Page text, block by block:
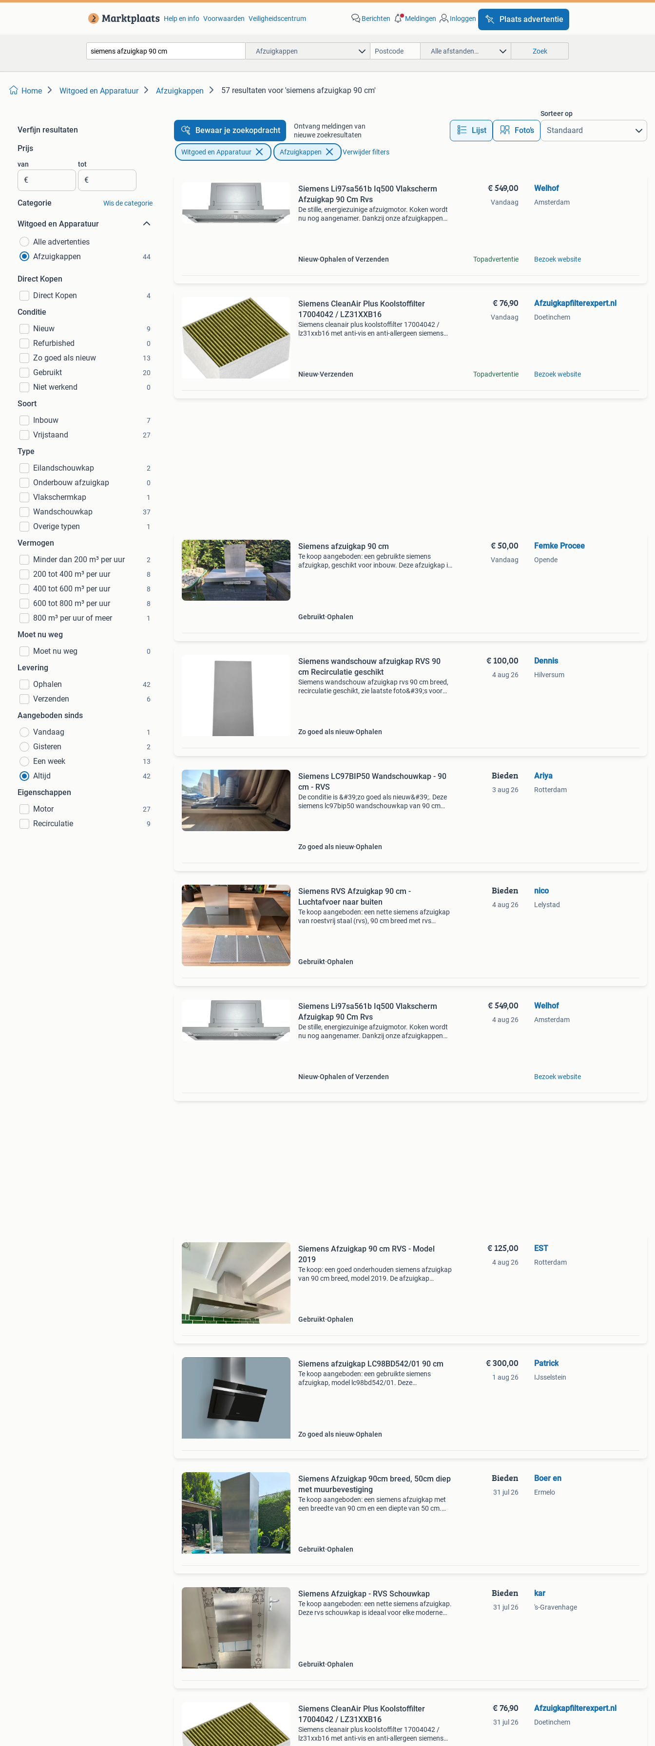
Help en info Voorwaarden Veiligheidscentrum Berichten Meldingen Inloggen Plaats advertentie
Afzuigkappen Alle afstanden… Zoek
Home Witgoed en Apparatuur Afzuigkappen 57 resultaten voor 'siemens afzuigkap 90 cm'
Verfijn resultaten
Prijs
van
€
tot
€
Categorie Wis de categorie
Witgoed en Apparatuur
Alle advertenties
Afzuigkappen
44
Direct Kopen
Direct Kopen
4
Conditie
Nieuw
9
Refurbished 0
Zo goed als nieuw 13
Gebruikt 20
Niet werkend 0
Soort
Inbouw
7
Vrijstaand 27
Type
Eilandschouwkap
2
Onderbouw afzuigkap 0
Vlakschermkap 1
Wandschouwkap 37
Overige typen 1
Vermogen
Minder dan 200 m³ per uur
2
200 tot 400 m³ per uur 8
400 tot 600 m³ per uur 8
600 tot 800 m³ per uur 8
800 m³ per uur of meer 1
Moet nu weg
Moet nu weg
0
Levering
Ophalen
42
Verzenden 6
Aangeboden sinds
Vandaag
1
Gisteren 2
Een week 13
Altijd 42
Eigenschappen
Motor
27
Recirculatie 9
Bewaar je zoekopdracht
Ontvang meldingen van
nieuwe zoekresultaten
Lijst Foto’s
Sorteer op
Witgoed en Apparatuur Afzuigkappen Verwijder filters
Siemens Li97sa561b Iq500 Vlakscherm
Afzuigkap 90 Cm Rvs
De stille, energiezuinige afzuigmotor. Koken wordt
nu nog aangenamer. Dankzij onze afzuigkappen
Nieuw Ophalen of Verzenden
€ 549,00
Vandaag
Topadvertentie
Welhof
Amsterdam
Bezoek website
Siemens CleanAir Plus Koolstoffilter
17004042 / LZ31XXB16
Siemens cleanair plus koolstoffilter 17004042 /
lz31xxb16 met anti-vis en anti-allergeen siemens
Nieuw Verzenden
€ 76,90
Vandaag
Topadvertentie
Afzuigkapfilterexpert.nl
Doetinchem
Bezoek website
Siemens afzuigkap 90 cm
Te koop aangeboden: een gebruikte siemens
afzuigkap, geschikt voor inbouw. Deze afzuigkap is
Gebruikt Ophalen
€ 50,00
Vandaag
Femke Procee
Opende
Siemens wandschouw afzuigkap RVS 90
cm Recirculatie geschikt
Siemens wandschouw afzuigkap rvs 90 cm breed,
recirculatie geschikt, zie laatste foto&#39;s voor
Zo goed als nieuw Ophalen
€ 100,00
4 aug 26
Dennis
Hilversum
Siemens LC97BIP50 Wandschouwkap - 90
cm - RVS
De conditie is &#39;zo goed als nieuw&#39;. Deze
siemens lc97bip50 wandschouwkap van 90 cm
Zo goed als nieuw Ophalen
Bieden
3 aug 26
Ariya
Rotterdam
Siemens RVS Afzuigkap 90 cm -
Luchtafvoer naar buiten
Te koop aangeboden: een nette siemens afzuigkap
van roestvrij staal (rvs), 90 cm breed met rvs
Gebruikt Ophalen
Bieden
4 aug 26
nico
Lelystad
Siemens Li97sa561b Iq500 Vlakscherm
Afzuigkap 90 Cm Rvs
De stille, energiezuinige afzuigmotor. Koken wordt
nu nog aangenamer. Dankzij onze afzuigkappen
Nieuw Ophalen of Verzenden
€ 549,00
4 aug 26
Welhof
Amsterdam
Bezoek website
Siemens Afzuigkap 90 cm RVS - Model
2019
Te koop: een goed onderhouden siemens afzuigkap
van 90 cm breed, model 2019. De afzuigkap
Gebruikt Ophalen
€ 125,00
4 aug 26
EST
Rotterdam
Siemens afzuigkap LC98BD542/01 90 cm
Te koop aangeboden: een gebruikte siemens
afzuigkap, model lc98bd542/01. Deze
Zo goed als nieuw Ophalen
€ 300,00
1 aug 26
Patrick
IJsselstein
Siemens Afzuigkap 90cm breed, 50cm diep
met muurbevestiging
Te koop aangeboden: een siemens afzuigkap met
een breedte van 90 cm en een diepte van 50 cm.
Gebruikt Ophalen
Bieden
31 jul 26
Boer en
Ermelo
Siemens Afzuigkap - RVS Schouwkap
Te koop aangeboden: een nette siemens afzuigkap.
Deze rvs schouwkap is ideaal voor elke moderne
Gebruikt Ophalen
Bieden
31 jul 26
kar
's-Gravenhage
Siemens CleanAir Plus Koolstoffilter
17004042 / LZ31XXB16
Siemens cleanair plus koolstoffilter 17004042 /
lz31xxb16 met anti-vis en anti-allergeen siemens
€ 76,90
31 jul 26
Afzuigkapfilterexpert.nl
Doetinchem